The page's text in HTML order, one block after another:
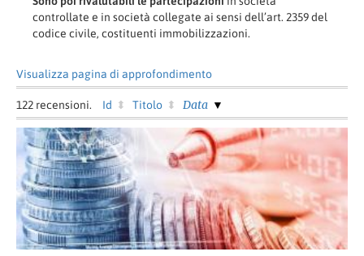
controllate e in società collegate ai sensi dell’art. 2359 del
codice civile, costituenti immobilizzazioni.
Visualizza pagina di approfondimento
122 recensioni. Id Titolo Data